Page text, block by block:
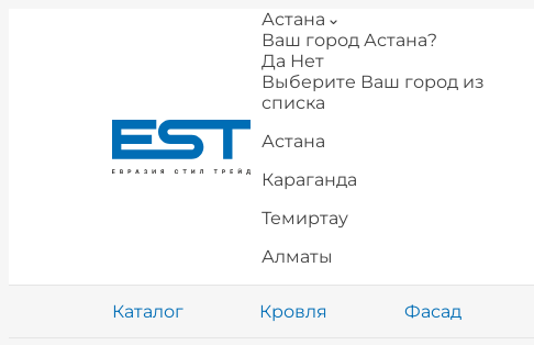
Астана
Ваш город Астана?
Да Нет
Выберите Ваш город из
списка
Астана
Караганда
Темиртау
Алматы
Каталог Кровля Фасад